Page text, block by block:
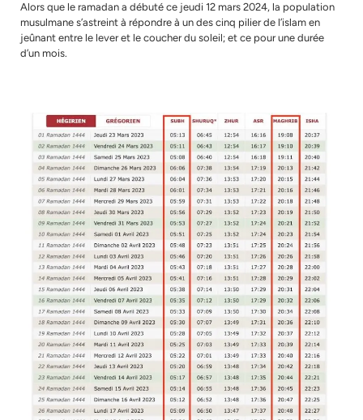
Alors que le ramadan a débuté ce jeudi 12 mars 2024, la population
musulmane s’astreint à répondre à un des cinq pilier de l’islam en
jeûnant entre le lever et le coucher du soleil; et ce pour une durée
d’un mois.